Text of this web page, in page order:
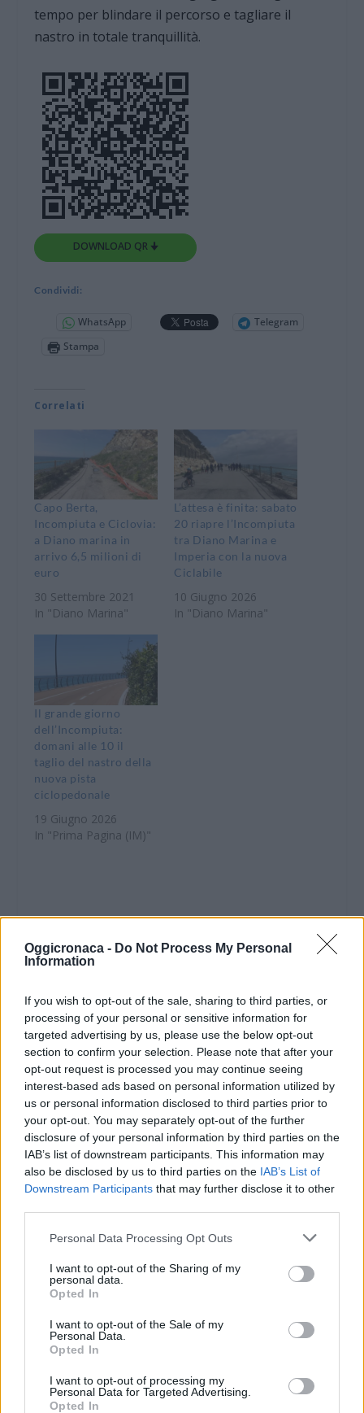
Oggicronaca - Do Not Process My Personal
Information
If you wish to opt-out of the sale, sharing to third parties, or
processing of your personal or sensitive information for
targeted advertising by us, please use the below opt-out
section to confirm your selection. Please note that after your
opt-out request is processed you may continue seeing
interest-based ads based on personal information utilized by
us or personal information disclosed to third parties prior to
your opt-out. You may separately opt-out of the further
disclosure of your personal information by third parties on the
IAB’s list of downstream participants. This information may
also be disclosed by us to third parties on the IAB’s List of
Downstream Participants that may further disclose it to other
Personal Data Processing Opt Outs
I want to opt-out of the Sharing of my
personal data.
Opted In
I want to opt-out of the Sale of my
Personal Data.
Opted In
I want to opt-out of processing my
Personal Data for Targeted Advertising.
Opted In
tempo per blindare il percorso e tagliare il
nastro in totale tranquillità.
DOWNLOAD QR 🠋
Condividi:
WhatsApp
Telegram
Stampa
Correlati
Capo Berta,
Incompiuta e Ciclovia:
a Diano marina in
arrivo 6,5 milioni di
euro
30 Settembre 2021
In "Diano Marina"
L’attesa è finita: sabato
20 riapre l’Incompiuta
tra Diano Marina e
Imperia con la nuova
Ciclabile
10 Giugno 2026
In "Diano Marina"
Il grande giorno
dell’Incompiuta:
domani alle 10 il
taglio del nastro della
nuova pista
ciclopedonale
19 Giugno 2026
In "Prima Pagina (IM)"
VALUTARE: